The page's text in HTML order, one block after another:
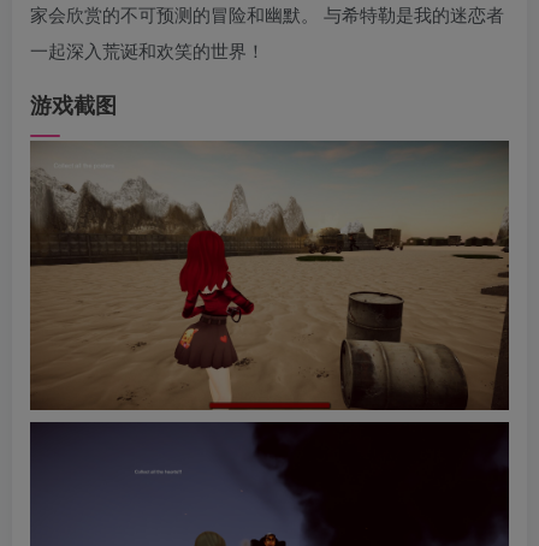
家会欣赏的不可预测的冒险和幽默。 与希特勒是我的迷恋者
一起深入荒诞和欢笑的世界！
游戏截图